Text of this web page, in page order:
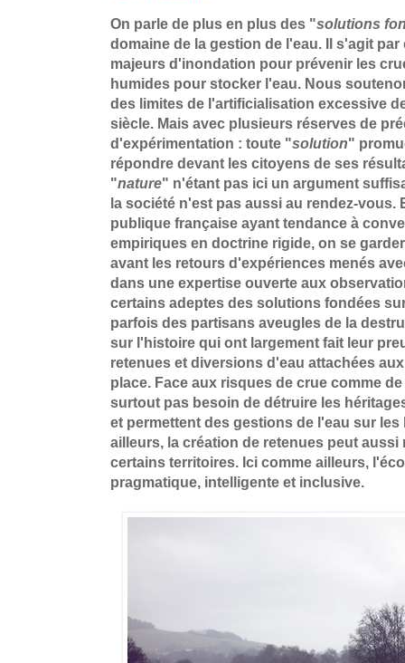
On parle de plus en plus des "solutions
domaine de la gestion de l'eau. Il s'agit
majeurs d'inondation pour prévenir les
humides pour stocker l'eau. Nous
des limites de l'artificialisation excessive
siècle. Mais avec plusieurs réserves de
d'expérimentation : toute "solution"
répondre devant les citoyens de ses
"nature" n'étant pas ici un argument
la société n'est pas aussi au rendez-vous.
publique française ayant tendance à
empiriques en doctrine rigide, on se
avant les retours d'expériences menés
dans une expertise ouverte aux
certains adeptes des solutions fondées
parfois des partisans aveugles de la
sur l'histoire qui ont largement fait leur
retenues et diversions d'eau attachées
place. Face aux risques de crue comme
surtout pas besoin de détruire les
et permettent des gestions de l'eau sur
ailleurs, la création de retenues peut aussi
certains territoires. Ici comme ailleurs,
pragmatique, intelligente et inclusive.